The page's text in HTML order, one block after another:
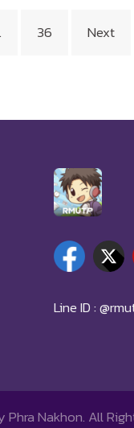
36 Next
Line ID :
Phra Nakhon. All